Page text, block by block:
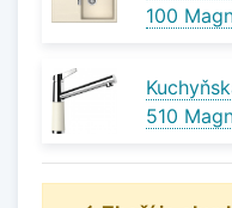
100
510